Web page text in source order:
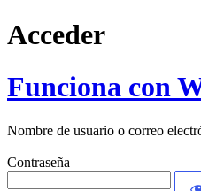
Acceder
Funciona con
Nombre de usuario o correo
Contraseña